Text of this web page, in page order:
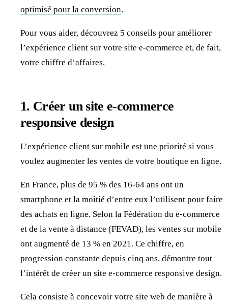
optimisé pour la conversion.
Pour vous aider, découvrez 5 conseils pour améliorer
l’expérience client sur votre site e-commerce et, de fait,
votre chiffre d’affaires.
1. Créer un site e-commerce
responsive design
L’expérience client sur mobile est une priorité si vous
voulez augmenter les ventes de votre boutique en ligne.
En France, plus de 95 % des 16-64 ans ont un
smartphone et la moitié d’entre eux l’utilisent pour faire
des achats en ligne. Selon la Fédération du e-commerce
et de la vente à distance (FEVAD), les ventes sur mobile
ont augmenté de 13 % en 2021. Ce chiffre, en
progression constante depuis cinq ans, démontre tout
l’intérêt de créer un site e-commerce responsive design.
Cela consiste à concevoir votre site web de manière à